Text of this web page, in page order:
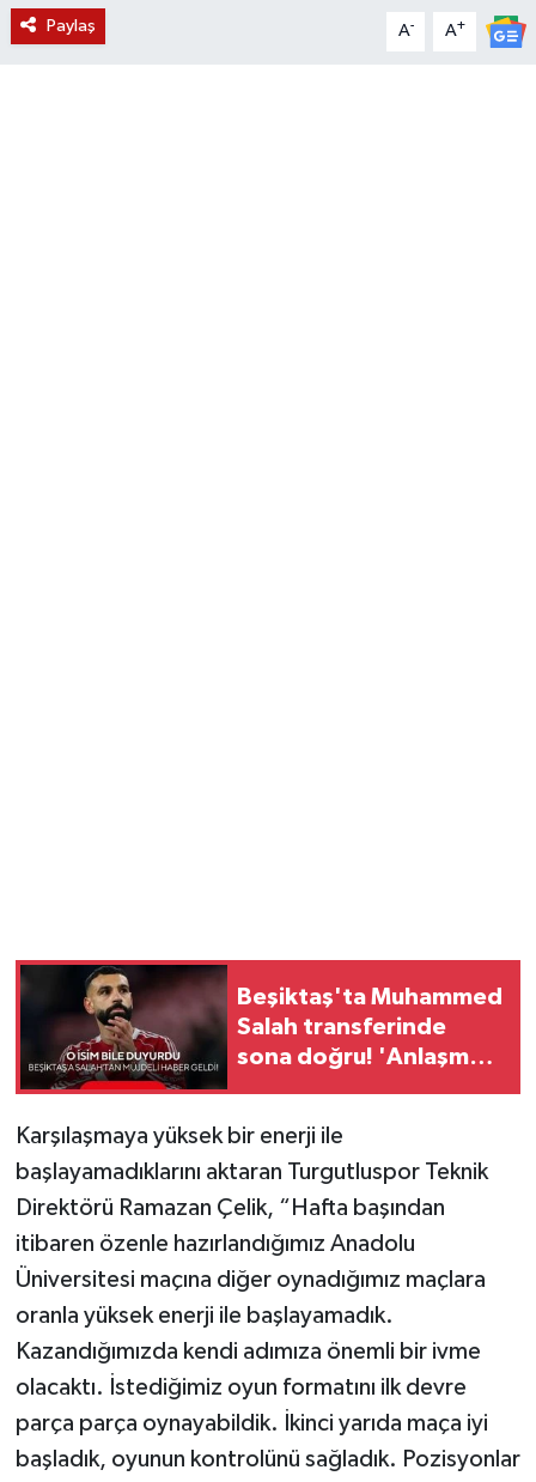
Paylaş A- A+
Beşiktaş'ta Muhammed
Salah transferinde
sona doğru! 'Anlaşma
Karşılaşmaya yüksek bir enerji ile
başlayamadıklarını aktaran Turgutluspor Teknik
Direktörü Ramazan Çelik, “Hafta başından
itibaren özenle hazırlandığımız Anadolu
Üniversitesi maçına diğer oynadığımız maçlara
oranla yüksek enerji ile başlayamadık.
Kazandığımızda kendi adımıza önemli bir ivme
olacaktı. İstediğimiz oyun formatını ilk devre
parça parça oynayabildik. İkinci yarıda maça iyi
başladık, oyunun kontrolünü sağladık. Pozisyonlar
SOMA
TURGUTLU
MANİSA'NIN YÖRESEL LEZZETLERİ